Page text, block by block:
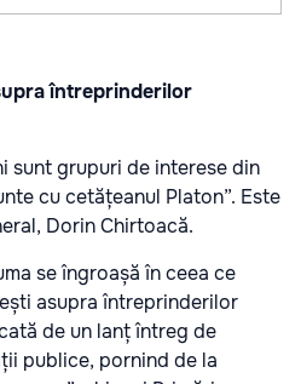
întreprinderilor
sunt grupuri de interese din
cu cetățeanul Platon”. Este
Dorin Chirtoacă.
se îngroașă în ceea ce
asupra întreprinderilor
de un lanț întreg de
publice, pornind de la